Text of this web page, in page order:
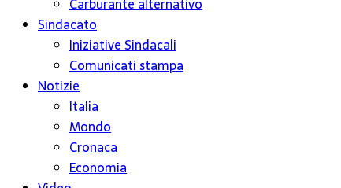
Sindacato
Iniziative Sindacali
Comunicati stampa
Notizie
Italia
Mondo
Cronaca
Economia